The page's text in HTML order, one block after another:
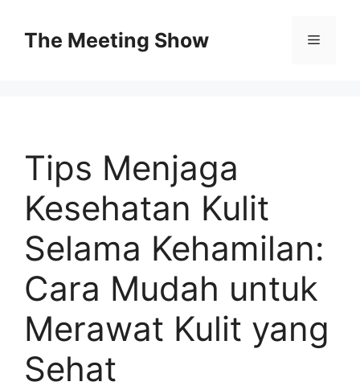
contentThe Meeting Show Menu
Tips Menjaga
Kesehatan Kulit
Selama Kehamilan:
Cara Mudah untuk
Merawat Kulit yang
Sehat